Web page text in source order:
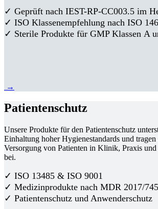
✓ Geprüft nach IEST-RP-CC003.5 im
✓ ISO Klassenempfehlung nach ISO
✓ Sterile Produkte für GMP Klassen A
→
Patientenschutz
Unsere Produkte für den Patientenschutz
Einhaltung hoher Hygienestandards und tragen
Versorgung von Patienten in Klinik, Praxis
bei.
✓ ISO 13485 & ISO 9001
✓ Medizinprodukte nach MDR 2017/
✓ Patientenschutz und Anwenderschutz